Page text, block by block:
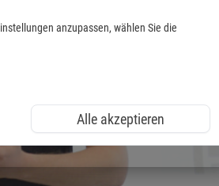
anzupassen, wählen Sie die
Alle akzeptieren